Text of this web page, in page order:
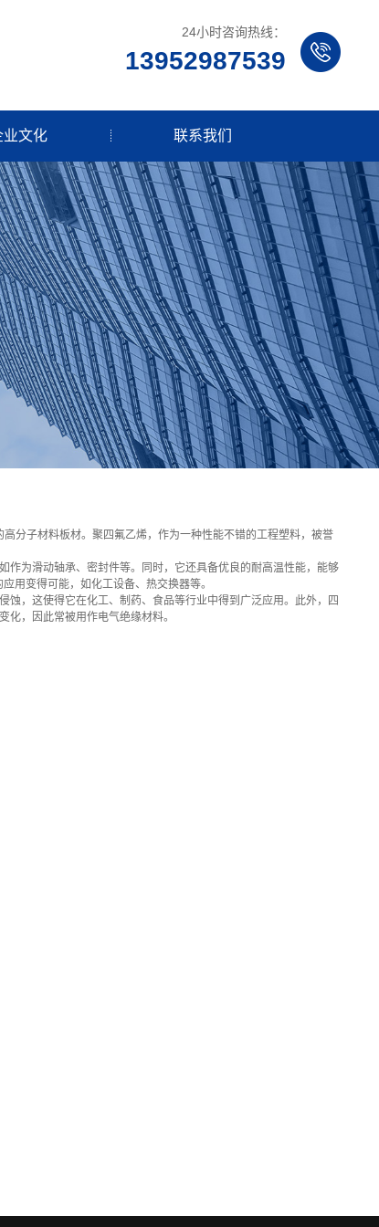
24小时咨询热线：
13952987539
业文化 联系我们
分子材料板材。聚四氟乙烯，作为一种性能不错的工程塑料，被誉
作为滑动轴承、密封件等。同时，它还具备优良的耐高温性能，能够
变得可能，如化工设备、热交换器等。
，这使得它在化工、制药、食品等行业中得到广泛应用。此外，四
，因此常被用作电气绝缘材料。